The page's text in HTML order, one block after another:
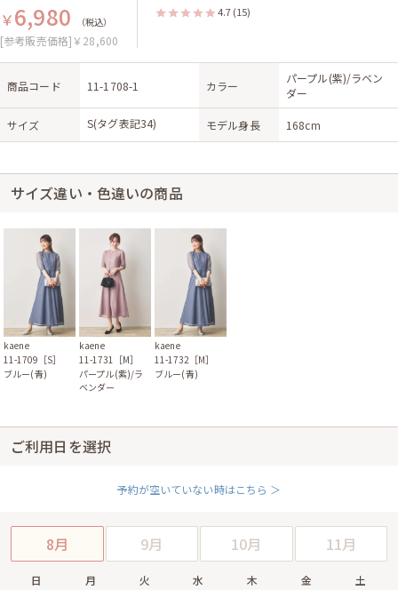
￥6,980 （税込）
[参考販売価格]￥28,600
4.7 (15)
商品コード 11-1708-1 カラー
パープル(紫)/ラベン
ダー
サイズ S(タグ表記34) モデル身長 168cm
サイズ違い・色違いの商品
kaene
11-1709［S］
ブルー(青)
kaene
11-1731［M］
パープル(紫)/ラ
ベンダー
kaene
11-1732［M］
ブルー(青)
ご利用日を選択
予約が空いていない時はこちら ＞
8月 9月 10月 11月
日 月 火 水 木 金 土